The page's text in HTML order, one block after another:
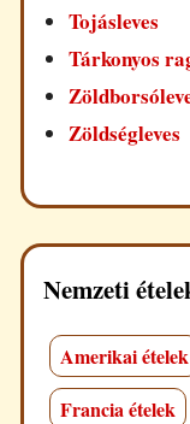
Tojásleves
Tárkonyos
Zöldségleves
Nemzeti
Amerikai ételek
Francia ételek